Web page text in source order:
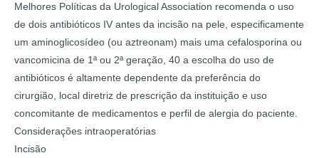
Melhores Políticas da Urological Association recomenda o uso
de dois antibióticos IV antes da incisão na pele, especificamente
um aminoglicosídeo (ou aztreonam) mais uma cefalosporina ou
vancomicina de 1ª ou 2ª geração, 40 a escolha do uso de
antibióticos é altamente dependente da preferência do
cirurgião, local diretriz de prescrição da instituição e uso
concomitante de medicamentos e perfil de alergia do paciente.
Considerações intraoperatórias
Incisão